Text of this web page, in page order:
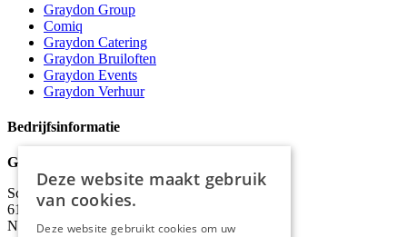
Graydon Group
Comiq
Graydon Catering
Graydon Bruiloften
Graydon Events
Graydon Verhuur
Bedrijfsinformatie
Graydon
Schineksstraat 11,
6171 AM Stein
Nederland
Deze website maakt gebruik
van cookies.
Deze website gebruikt cookies om uw